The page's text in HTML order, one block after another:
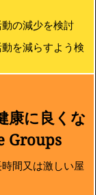
の減少を検討
を減らすよう検
康に良くな
Groups
間又は激しい屋